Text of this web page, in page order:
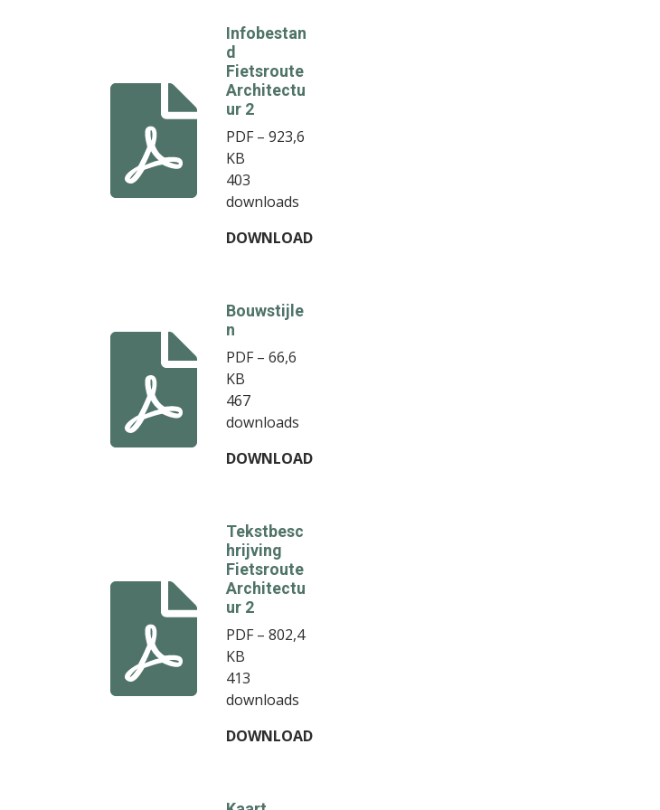
Infobestan
d
Fietsroute
Architectu
ur 2
PDF – 923,6
KB
403
downloads
DOWNLOAD
Bouwstijle
n
PDF – 66,6
KB
467
downloads
DOWNLOAD
Tekstbesc
hrijving
Fietsroute
Architectu
ur 2
PDF – 802,4
KB
413
downloads
DOWNLOAD